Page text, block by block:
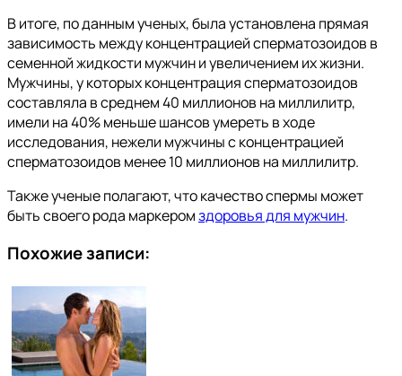
В итоге, по данным ученых, была установлена прямая
зависимость между концентрацией сперматозоидов в
семенной жидкости мужчин и увеличением их жизни.
Мужчины, у которых концентрация сперматозоидов
составляла в среднем 40 миллионов на миллилитр,
имели на 40% меньше шансов умереть в ходе
исследования, нежели мужчины с концентрацией
сперматозоидов менее 10 миллионов на миллилитр.
Также ученые полагают, что качество спермы может
быть своего рода маркеромздоровья для мужчин.
Похожие записи: